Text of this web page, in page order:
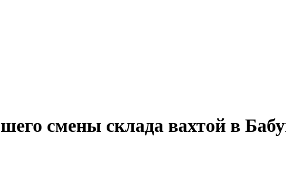
смены склада вахтой в